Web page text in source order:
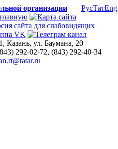
организации РусТатEng
Казань, ул. Баумана, 20
292-02-72, (843) 292-40-34